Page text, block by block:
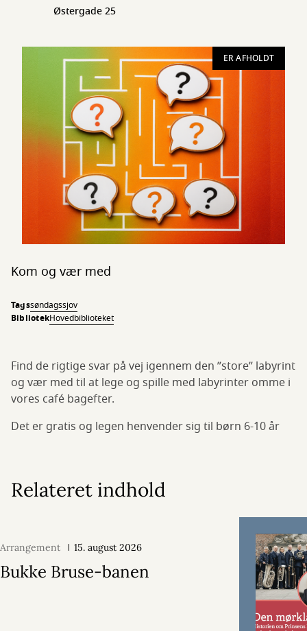
ER AFHOLDT
Østergade 25
Kom og vær med
Tagssøndagssjov
BibliotekHovedbiblioteket
Find de rigtige svar på vej igennem den ”store” labyrint
og vær med til at lege og spille med labyrinter omme i
vores café bagefter.
Det er gratis og legen henvender sig til børn 6-10 år
Relateret indhold
Arrangement 15. august 2026
Bukke Bruse-banen